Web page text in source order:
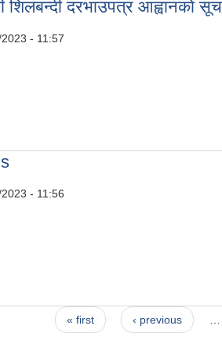
शिलबन्दी दरभाउपत्र आह्वानकाे
- 11:57
- 11:56
« first ‹ previous